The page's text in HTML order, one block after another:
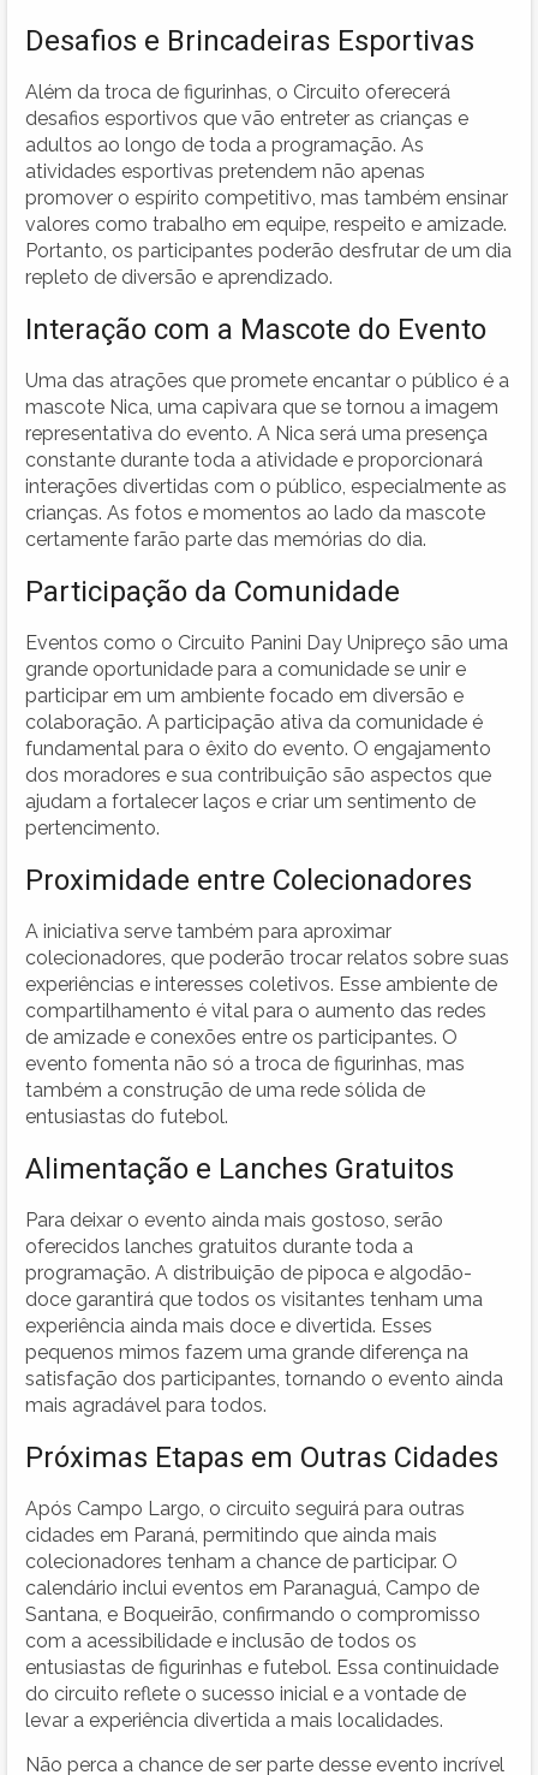
Desafios e Brincadeiras Esportivas
Além da troca de figurinhas, o Circuito oferecerá
desafios esportivos que vão entreter as crianças e
adultos ao longo de toda a programação. As
atividades esportivas pretendem não apenas
promover o espírito competitivo, mas também ensinar
valores como trabalho em equipe, respeito e amizade.
Portanto, os participantes poderão desfrutar de um dia
repleto de diversão e aprendizado.
Interação com a Mascote do Evento
Uma das atrações que promete encantar o público é a
mascote Nica, uma capivara que se tornou a imagem
representativa do evento. A Nica será uma presença
constante durante toda a atividade e proporcionará
interações divertidas com o público, especialmente as
crianças. As fotos e momentos ao lado da mascote
certamente farão parte das memórias do dia.
Participação da Comunidade
Eventos como o Circuito Panini Day Unipreço são uma
grande oportunidade para a comunidade se unir e
participar em um ambiente focado em diversão e
colaboração. A participação ativa da comunidade é
fundamental para o êxito do evento. O engajamento
dos moradores e sua contribuição são aspectos que
ajudam a fortalecer laços e criar um sentimento de
pertencimento.
Proximidade entre Colecionadores
A iniciativa serve também para aproximar
colecionadores, que poderão trocar relatos sobre suas
experiências e interesses coletivos. Esse ambiente de
compartilhamento é vital para o aumento das redes
de amizade e conexões entre os participantes. O
evento fomenta não só a troca de figurinhas, mas
também a construção de uma rede sólida de
entusiastas do futebol.
Alimentação e Lanches Gratuitos
Para deixar o evento ainda mais gostoso, serão
oferecidos lanches gratuitos durante toda a
programação. A distribuição de pipoca e algodão-
doce garantirá que todos os visitantes tenham uma
experiência ainda mais doce e divertida. Esses
pequenos mimos fazem uma grande diferença na
satisfação dos participantes, tornando o evento ainda
mais agradável para todos.
Próximas Etapas em Outras Cidades
Após Campo Largo, o circuito seguirá para outras
cidades em Paraná, permitindo que ainda mais
colecionadores tenham a chance de participar. O
calendário inclui eventos em Paranaguá, Campo de
Santana, e Boqueirão, confirmando o compromisso
com a acessibilidade e inclusão de todos os
entusiastas de figurinhas e futebol. Essa continuidade
do circuito reflete o sucesso inicial e a vontade de
levar a experiência divertida a mais localidades.
Não perca a chance de ser parte desse evento incrível